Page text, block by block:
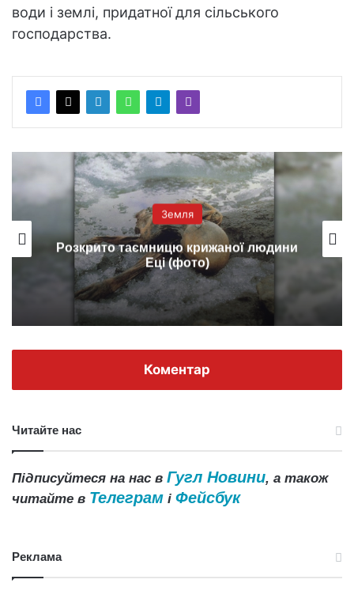
води і землі, придатної для сільського
господарства.
Земля
Розкрито таємницю крижаної людини
Еці (фото)
Коментар
Читайте нас
Підписуйтеся на нас в Гугл Новини, а також
читайте в Телеграм і Фейсбук
Реклама